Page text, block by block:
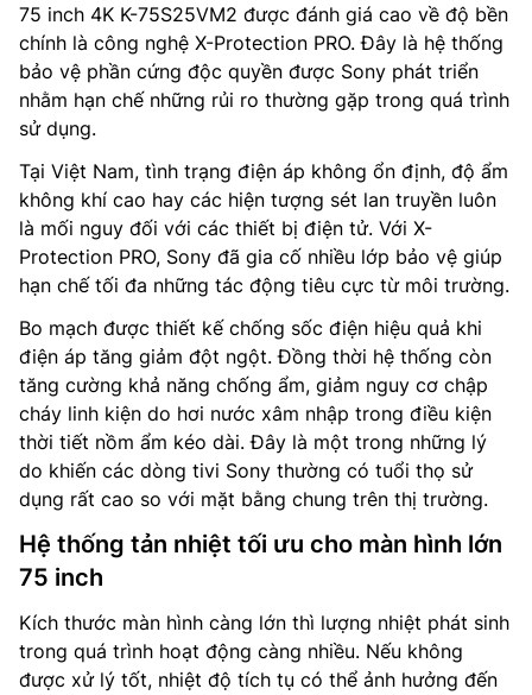
75 inch 4K K-75S25VM2 được đánh giá cao về độ bền
chính là công nghệ X-Protection PRO. Đây là hệ thống
bảo vệ phần cứng độc quyền được Sony phát triển
nhằm hạn chế những rủi ro thường gặp trong quá trình
sử dụng.
Tại Việt Nam, tình trạng điện áp không ổn định, độ ẩm
không khí cao hay các hiện tượng sét lan truyền luôn
là mối nguy đối với các thiết bị điện tử. Với X-
Protection PRO, Sony đã gia cố nhiều lớp bảo vệ giúp
hạn chế tối đa những tác động tiêu cực từ môi trường.
Bo mạch được thiết kế chống sốc điện hiệu quả khi
điện áp tăng giảm đột ngột. Đồng thời hệ thống còn
tăng cường khả năng chống ẩm, giảm nguy cơ chập
cháy linh kiện do hơi nước xâm nhập trong điều kiện
thời tiết nồm ẩm kéo dài. Đây là một trong những lý
do khiến các dòng tivi Sony thường có tuổi thọ sử
dụng rất cao so với mặt bằng chung trên thị trường.
Hệ thống tản nhiệt tối ưu cho màn hình lớn
75 inch
Kích thước màn hình càng lớn thì lượng nhiệt phát sinh
trong quá trình hoạt động càng nhiều. Nếu không
được xử lý tốt, nhiệt độ tích tụ có thể ảnh hưởng đến